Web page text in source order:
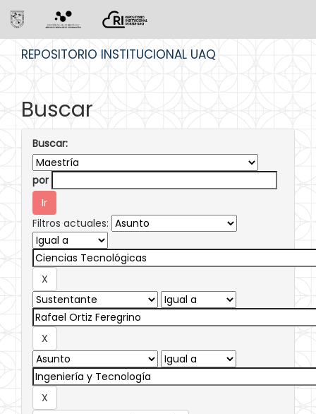
REPOSITORIO INSTITUCIONAL UAQ
Buscar
Buscar:
por
Filtros actuales: